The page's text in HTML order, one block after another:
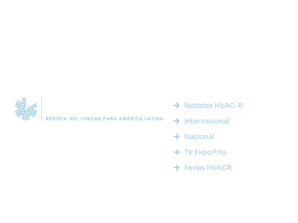
Noticias HVAC-R
Internacional
Nacional
TV Expo Frio
Ferias HVACR